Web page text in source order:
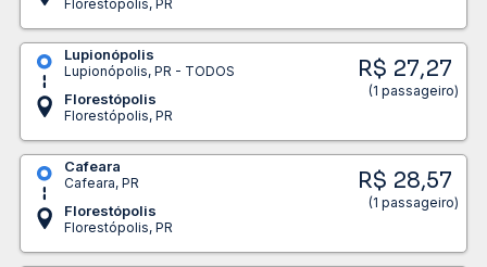
Florestópolis, PR
Lupionópolis
Lupionópolis, PR - TODOS
Florestópolis
Florestópolis, PR
R$ 27,27
(1 passageiro)
Cafeara
Cafeara, PR
Florestópolis
Florestópolis, PR
R$ 28,57
(1 passageiro)